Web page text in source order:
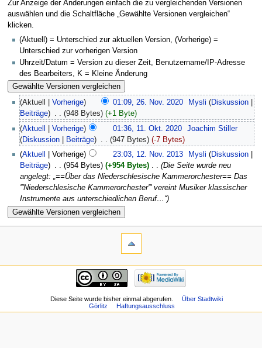
Zur Anzeige der Änderungen einfach die zu vergleichenden Versionen
auswählen und die Schaltfläche „Gewählte Versionen vergleichen“
klicken.
(Aktuell) = Unterschied zur aktuellen Version, (Vorherige) =
Unterschied zur vorherigen Version
Uhrzeit/Datum = Version zu dieser Zeit, Benutzername/IP-Adresse
des Bearbeiters, K = Kleine Änderung
(Aktuell | Vorherige) 01:09, 26. Nov. 2020 Mysli (Diskussion
Beiträge) . . (948 Bytes) (+1 Byte)
(Aktuell Vorherige) 01:36, 11. Okt. 2020
Joachim Stiller
(Diskussion Beiträge) (947 Bytes) (-7 Bytes)
(Aktuell | Vorherige) 23:03, 12. Nov. 2013 Mysli (Diskussion
Beiträge) . . (954 Bytes) (+954 Bytes)‎ . . (Die Seite wurde neu
angelegt: „==Über das Niederschlesische Kammerorchester== Das
'''Niederschlesische Kammerorchester''' vereint Musiker klassischer
Instrumente aus unterschiedlichen Beruf…“)
Diese Seite wurde bisher einmal abgerufen.
Über Stadtwiki
Görlitz
Haftungsausschluss